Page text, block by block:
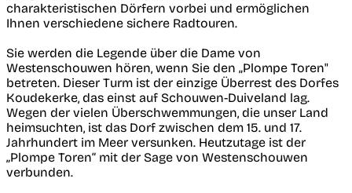
charakteristischen Dörfern vorbei und ermöglichen
Ihnen verschiedene sichere Radtouren.
Sie werden die Legende über die Dame von
Westenschouwen hören, wenn Sie den „Plompe Toren"
betreten. Dieser Turm ist der einzige Überrest des Dorfes
Koudekerke, das einst auf Schouwen-Duiveland lag.
Wegen der vielen Überschwemmungen, die unser Land
heimsuchten, ist das Dorf zwischen dem 15. und 17.
Jahrhundert im Meer versunken. Heutzutage ist der
„Plompe Toren“ mit der Sage von Westenschouwen
verbunden.